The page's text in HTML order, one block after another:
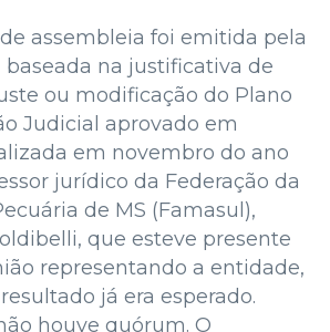
assembleia foi emitida pela
na justificativa de
ou modificação do Plano
Judicial aprovado em
em novembro do ano
jurídico da Federação da
de MS (Famasul),
que esteve presente
representando a entidade,
já era esperado.
houve quórum. O